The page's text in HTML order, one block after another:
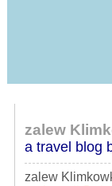
zalew
a travel blog
zalew